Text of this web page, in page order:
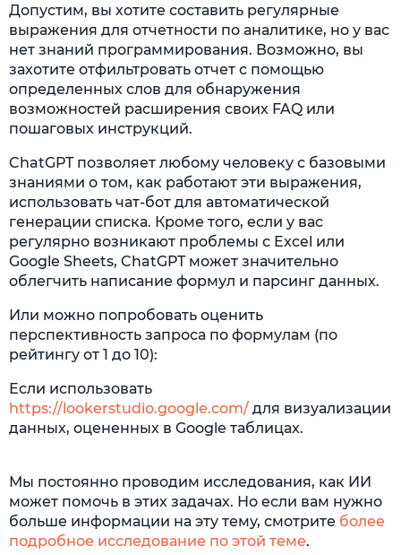
Допустим, вы хотите составить регулярные
выражения для отчетности по аналитике, но у вас
нет знаний программирования. Возможно, вы
захотите отфильтровать отчет с помощью
определенных слов для обнаружения
возможностей расширения своих FAQ или
пошаговых инструкций.
ChatGPT позволяет любому человеку с базовыми
знаниями о том, как работают эти выражения,
использовать чат-бот для автоматической
генерации списка. Кроме того, если у вас
регулярно возникают проблемы с Excel или
Google Sheets, ChatGPT может значительно
облегчить написание формул и парсинг данных.
Или можно попробовать оценить
перспективность запроса по формулам (по
рейтингу от 1 до 10):
Если использовать
https://lookerstudio.google.com/ для визуализации
данных, оцененных в Google таблицах.
Мы постоянно проводим исследования, как ИИ
может помочь в этих задачах. Но если вам нужно
больше информации на эту тему, смотрите более
подробное исследование по этой теме.